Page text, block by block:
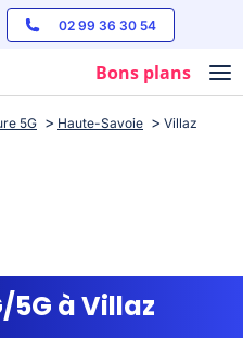
02 99 36 30 54
Bons plans
5G Haute-Savoie Villaz
5G à Villaz